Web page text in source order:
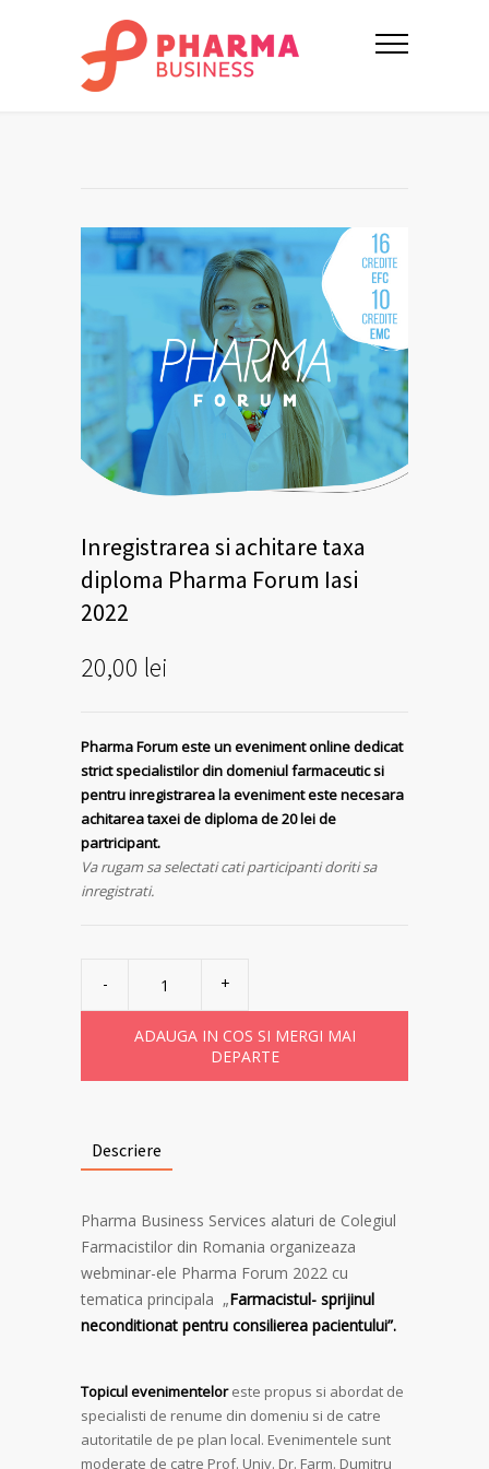
Inregistrarea si achitare taxa
diploma Pharma Forum Iasi
2022
20,00 lei
Pharma Forum este un eveniment online dedicat
strict specialistilor din domeniul farmaceutic si
pentru inregistrarea la eveniment este necesara
achitarea taxei de diploma de 20 lei de
partricipant.
Va rugam sa selectati cati participanti doriti sa
inregistrati.
taxa
2022
ADAUGA IN COS SI MERGI MAI
DEPARTE
Descriere
Pharma Business Services alaturi de Colegiul
Farmacistilor din Romania organizeaza
webminar-ele Pharma Forum 2022 cu
tematica principala „Farmacistul- sprijinul
neconditionat pentru consilierea pacientului”.
Topicul evenimenteloreste propus si abordat de
specialisti de renume din domeniu si de catre
autoritatile de pe plan local. Evenimentele sunt
moderate de catre Prof. Univ. Dr. Farm. Dumitru